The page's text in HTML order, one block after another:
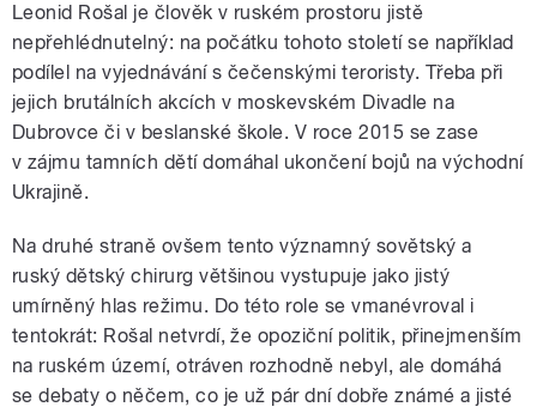
Leonid Rošal je člověk v ruském prostoru jistě
nepřehlédnutelný: na počátku tohoto století se například
podílel na vyjednávání s čečenskými teroristy. Třeba při
jejich brutálních akcích v moskevském Divadle na
Dubrovce či v beslanské škole. V roce 2015 se zase
v zájmu tamních dětí domáhal ukončení bojů na východní
Ukrajině.
Na druhé straně ovšem tento významný sovětský a
ruský dětský chirurg většinou vystupuje jako jistý
umírněný hlas režimu. Do této role se vmanévroval i
tentokrát: Rošal netvrdí, že opoziční politik, přinejmenším
na ruském území, otráven rozhodně nebyl, ale domáhá
se debaty o něčem, co je už pár dní dobře známé a jisté